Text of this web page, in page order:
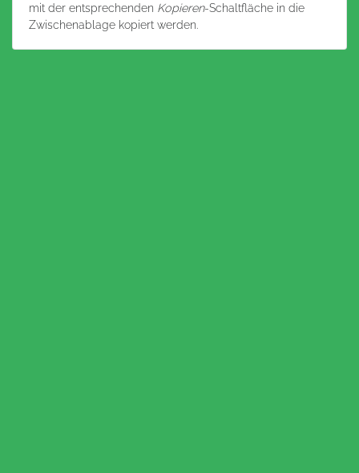
mit der entsprechenden Kopieren-Schaltfläche in die
Zwischenablage kopiert werden.